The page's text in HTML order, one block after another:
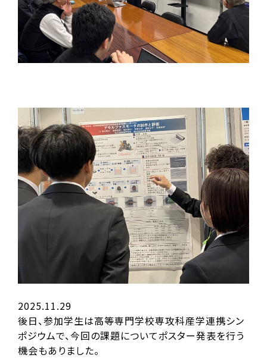
2025.11.29
後日、参加学生は高等専門学校専攻科産学連携シン
ポジウムで、今回の課題についてポスター発表を行う
機会もありました。